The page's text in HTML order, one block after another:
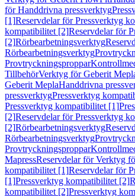
för Handdrivna pressverktyg
[1]Reservdelar för Pressverktyg
kompatibilitet [2]Reservdelar för
[2]Rörbearbetningsverktyg
Rörbearbetningsverktyg
Provtryckningsproppar
TillbehörVerktyg för Geberit
Geberit MeplaHanddrivna
pressverktygPressverktyg
Pressverktyg kompatibilitet [1]
[2]Reservdelar för Pressverktyg
[2]Rörbearbetningsverktyg
Rörbearbetningsverktyg
Provtryckningsproppar
MapressReservdelar för Verktyg
kompatibilitet [1]Reservdelar för
[1]Pressverktyg kompatibilitet [2]
kompatibilitet [2]Pressverktyg